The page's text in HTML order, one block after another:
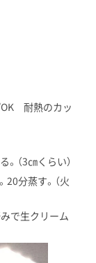
耐熱のカッ
（3㎝くらい）
分蒸す。（火
で生クリーム